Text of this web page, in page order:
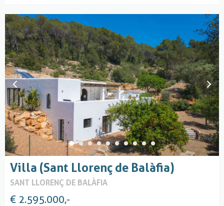
Villa (Sant Llorenç de Balàfia)
SANT LLORENÇ DE BALÀFIA
€ 2.595.000,-